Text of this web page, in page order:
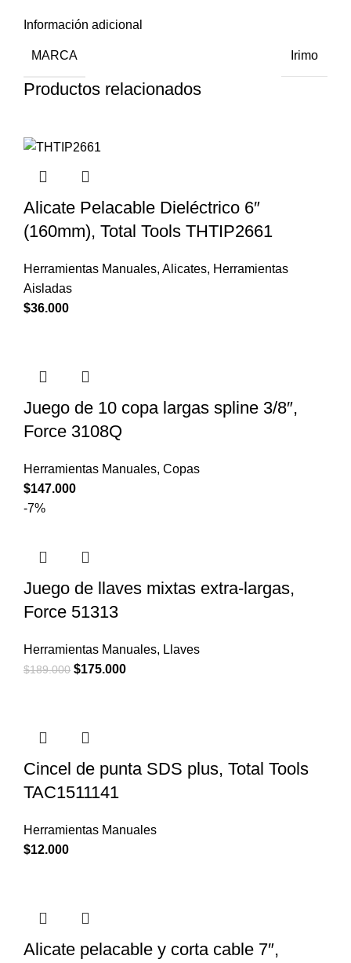
Información adicional
MARCA Irimo
Productos relacionados
Alicate Pelacable Dieléctrico 6″
(160mm), Total Tools THTIP2661
Herramientas Manuales, Alicates, Herramientas
Aisladas
$36.000
Juego de 10 copa largas spline 3/8″,
Force 3108Q
Herramientas Manuales, Copas
$147.000
-7%
Juego de llaves mixtas extra-largas,
Force 51313
Herramientas Manuales, Llaves
$189.000 El
$189.000.
$175.000El
Cincel de punta SDS plus, Total Tools
TAC1511141
Herramientas Manuales
$12.000
Alicate pelacable y corta cable 7″,